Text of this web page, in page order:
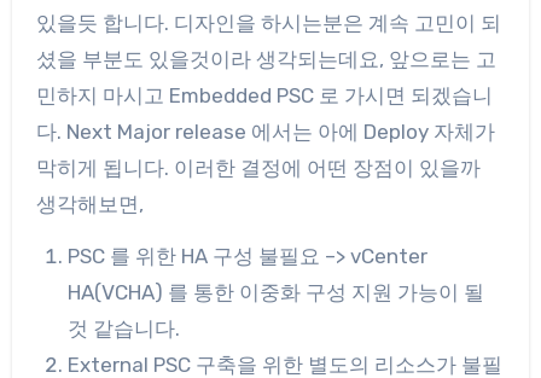
있을듯 합니다. 디자인을 하시는분은 계속 고민이 되
셨을 부분도 있을것이라 생각되는데요, 앞으로는 고
민하지 마시고 Embedded PSC 로 가시면 되겠습니
다. Next Major release 에서는 아에 Deploy 자체가
막히게 됩니다. 이러한 결정에 어떤 장점이 있을까
생각해보면,
PSC 를 위한 HA 구성 불필요 –> vCenter
HA(VCHA) 를 통한 이중화 구성 지원 가능이 될
것 같습니다.
External PSC 구축을 위한 별도의 리소스가 불필